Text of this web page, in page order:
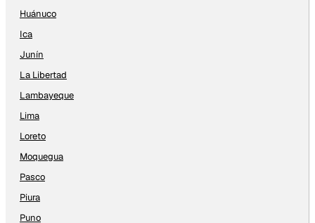
Huánuco
Ica
Junín
La Libertad
Lambayeque
Lima
Loreto
Moquegua
Pasco
Piura
Puno